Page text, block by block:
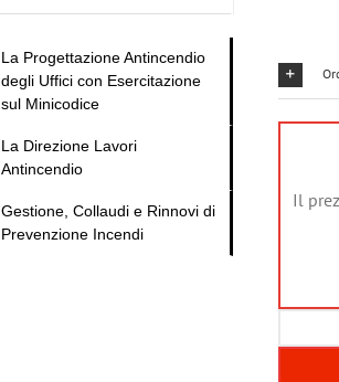
Il
La Progettazione Antincendio
degli Uffici con Esercitazione
sul Minicodice
La Direzione Lavori
Antincendio
Gestione, Collaudi e Rinnovi di
Prevenzione Incendi